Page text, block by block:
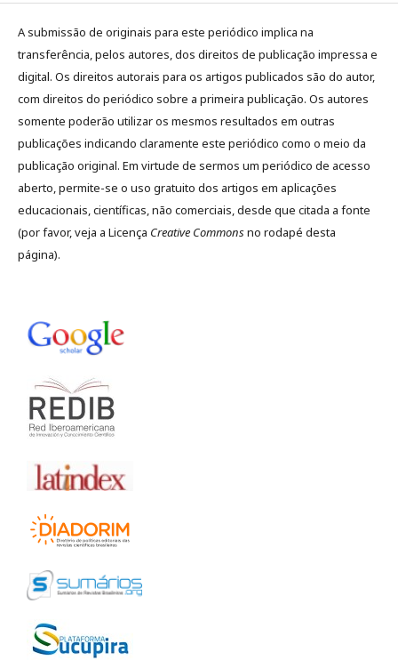
A submissão de originais para este periódico implica na
transferência, pelos autores, dos direitos de publicação impressa e
digital. Os direitos autorais para os artigos publicados são do autor,
com direitos do periódico sobre a primeira publicação. Os autores
somente poderão utilizar os mesmos resultados em outras
publicações indicando claramente este periódico como o meio da
publicação original. Em virtude de sermos um periódico de acesso
aberto, permite-se o uso gratuito dos artigos em aplicações
educacionais, científicas, não comerciais, desde que citada a fonte
(por favor, veja a Licença Creative Commonsno rodapé desta
página).